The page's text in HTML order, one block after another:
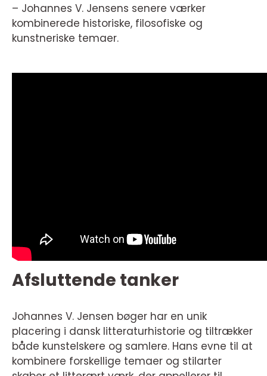
– Johannes V. Jensens senere værker
kombinerede historiske, filosofiske og
kunstneriske temaer.
Afsluttende tanker
Johannes V. Jensen bøger har en unik
placering i dansk litteraturhistorie og tiltrækker
både kunstelskere og samlere. Hans evne til at
kombinere forskellige temaer og stilarter